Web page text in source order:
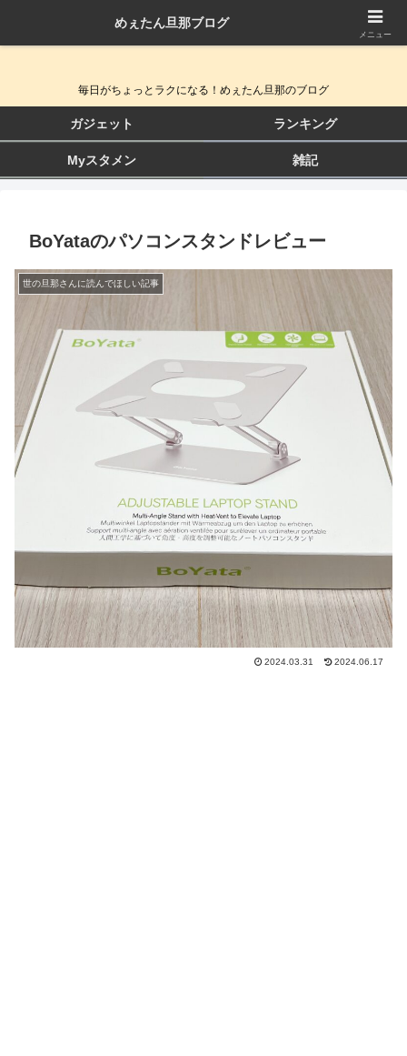
QOL向上ガジェット＆生活改善ブログ
毎日がちょっとラクになる！めぇたん旦那のブログ
ガジェット ランキング
Myスタメン 雑記
BoYataのパソコンスタンドレビュー
世の旦那さんに読んでほしい記事
2024.03.31 2024.06.17
めぇたん旦那ブログ
メニュー